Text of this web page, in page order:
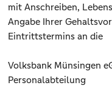
mit Anschreiben,
Angabe Ihrer
Eintrittstermins an die
Volksbank Münsingen
Personalabteilung